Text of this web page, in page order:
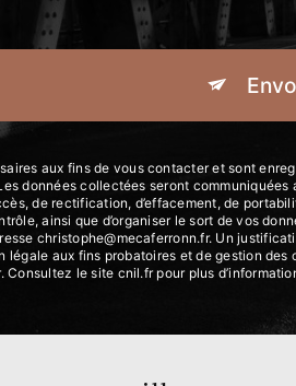
aux fins de vous contacter et sont
données collectées seront
de rectification, d’effacement, de
ainsi que d’organiser le sort de vos
christophe@mecaferronn.fr. Un
aux fins probatoires et de gestion
. Consultez le site cnil.fr pour plus